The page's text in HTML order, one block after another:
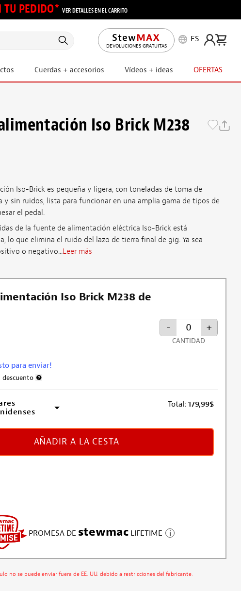
TU PEDIDO*VER DETALLES EN EL CARRITO
DEVOLUCIONES GRATUITAS
ES
Cuerdas + accesorios Vídeos + ideas OFERTAS
Iso Brick M238
Iso-Brick es pequeña y ligera, con toneladas de toma de
y sin ruidos, lista para funcionar en una amplia gama de tipos de
el pedal.
de la fuente de alimentación eléctrica Iso-Brick está
lo que elimina el ruido del lazo de tierra final de gig. Ya sea
o negativo...Leer más
Iso Brick M238 de
para enviar!
descuento
- +
CANTIDAD
Total: 179,99$
AÑADIR A LA CESTA
PROMESA DE stewmac LIFETIME
no se puede enviar fuera de EE. UU. debido a restricciones del fabricante.